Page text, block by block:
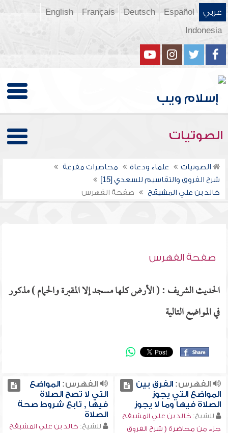
عربي Español
Deutsch
Français
English
Indonesia
الصوتيات
الصوتيات علماء ودعاة
محاضرات مفرغة
شرح الفروق والتقاسيم للسعدي [15]
خالد بن علي المشيقح
صفحة الفهرس
صفحة الفهرس
الحديث الشريف : ( الأرض كلها مسجد إلا المقبرة والحمام ) مذكور
في المواضع التالية
الفهرس:الفرق بين
المواضع التي يجوز
الصلاة فيها وما لا يجوز
للشيخ: خالد بن علي المشيقح
جزء من محاضرة ( شرح الفروق
الفهرس:المواضع
التي لا تصح الصلاة
فيها , تابع شروط صحة
الصلاة
للشيخ: خالد بن علي المشيقح